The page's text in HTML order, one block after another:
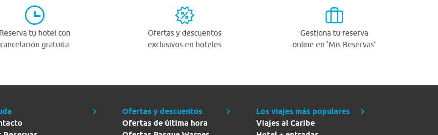
Reserva tu hotel con
cancelación gratuita
Ofertas y descuentos
exclusivos en hoteles
Gestiona tu reserva
online en ‘Mis Reservas’
Ofertas y descuentos
Ofertas de última hora
Los viajes más populares
Viajes al Caribe